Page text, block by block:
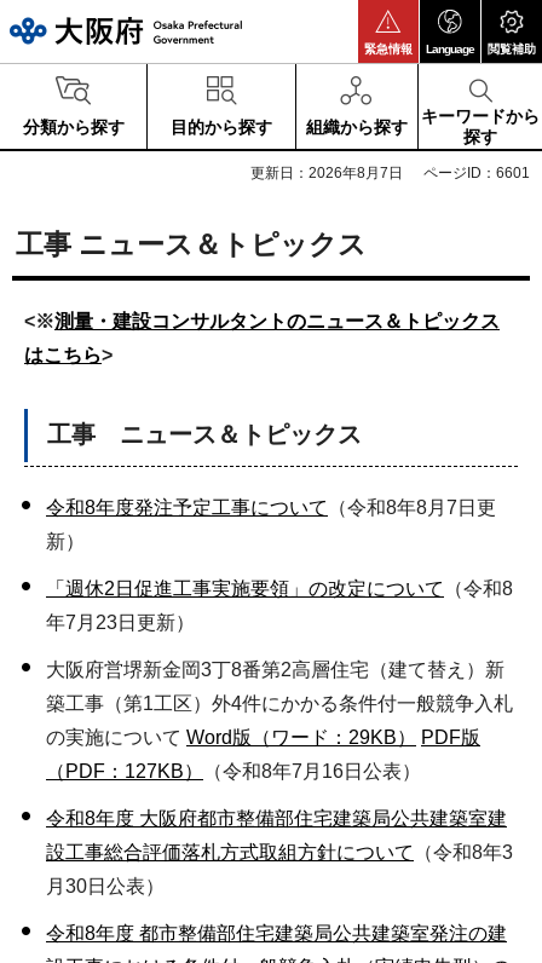
緊急情報 Language 閲覧補助
分類から探す 目的から探す 組織から探す
キーワードから
探す
更新日：2026年8月7日 ページID：6601
工事 ニュース＆トピックス
<※測量・建設コンサルタントのニュース＆トピックス
はこちら>
工事 ニュース＆トピックス
令和8年度発注予定工事について
（令和8年8月7日更
新）
「週休2日促進工事実施要領」の改定について
（令和8
年7月23日更新）
大阪府営堺新金岡3丁8番第2高層住宅（建て替え）新
築工事（第1工区）外4件にかかる条件付一般競争入札
の実施について Word版（ワード：29KB）
PDF版
（PDF：127KB）
（令和8年7月16日公表）
令和8年度 大阪府都市整備部住宅建築局公共建築室建
設工事総合評価落札方式取組方針について
（令和8年3
月30日公表）
令和8年度 都市整備部住宅建築局公共建築室発注の建